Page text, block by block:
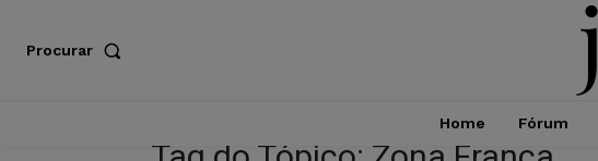
Procurar
Home Fórum